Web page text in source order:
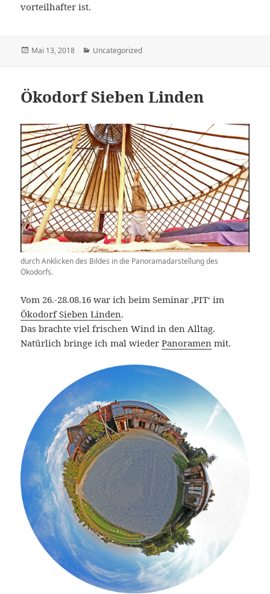
vorteilhafter ist.
Veröffentlicht
Mai 13, 2018 Kategorien
Uncategorized
Ökodorf Sieben Linden
durch Anklicken des Bildes in die Panoramadarstellung des
Ökodorfs.
Vom 26.-28.08.16 war ich beim Seminar ‚PIT‘ im
Ökodorf Sieben Linden.
Das brachte viel frischen Wind in den Alltag.
Natürlich bringe ich mal wiederPanoramen mit.